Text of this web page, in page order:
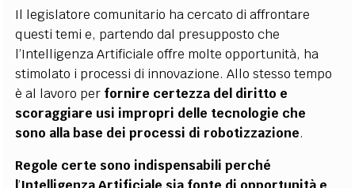
Il legislatore comunitario ha cercato di affrontare
questi temi e, partendo dal presupposto che
l’Intelligenza Artificiale offre molte opportunità, ha
stimolato i processi di innovazione. Allo stesso tempo
è al lavoro per fornire certezza del diritto e
scoraggiare usi impropri delle tecnologie che
sono alla base dei processi di robotizzazione.
Regole certe sono indispensabili perché